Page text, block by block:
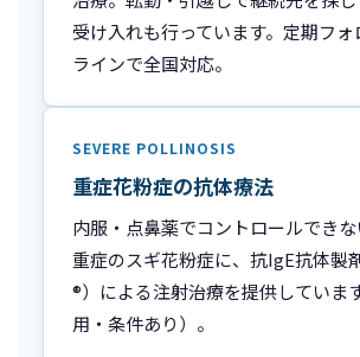
受け入れも行っています。定期フ
ラインで全国対応。
SEVERE POLLINOSIS
重症花粉症の抗体療法
内服・点鼻薬でコントロールでき
重症のスギ花粉症に、抗IgE抗体製
®）による注射治療を提供していま
用・条件あり）。